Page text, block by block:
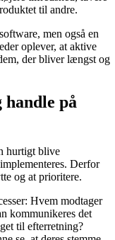
til andre.
men også en
oplever, at aktive
der bliver længst og
på
hurtigt blive
Derfor
og at prioritere.
Hvem modtager
kommunikeres det
til efterretning?